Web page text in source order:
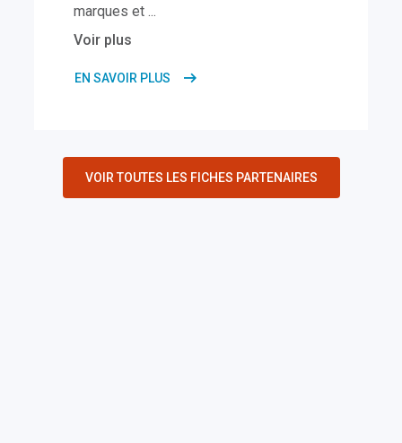
marques et ...
Voir plus
EN SAVOIR PLUS
VOIR TOUTES LES FICHES PARTENAIRES